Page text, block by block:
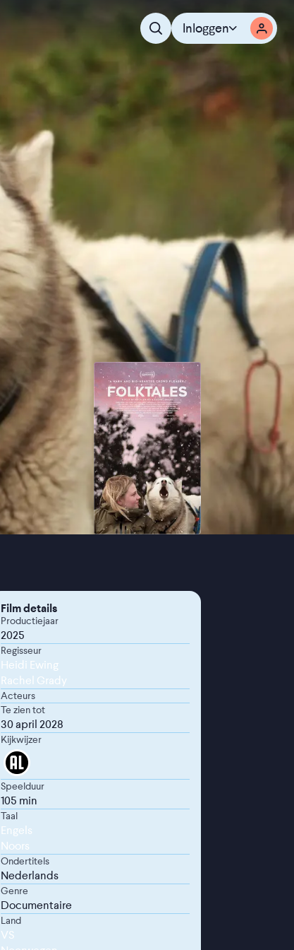
Inloggen
Film details
Productiejaar
2025
Regisseur
Heidi Ewing
Rachel Grady
Acteurs
Te zien tot
30 april 2028
Kijkwijzer
Speelduur
105 min
Taal
Engels
Noors
Ondertitels
Nederlands
Genre
Documentaire
Land
VS